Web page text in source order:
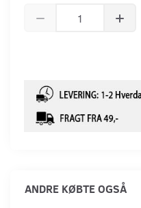
ANDRE KØBTE OGSÅ